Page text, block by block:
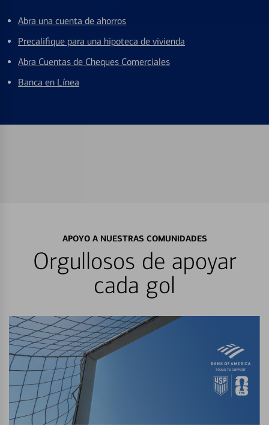
Abra una cuenta de ahorros
Precalifique para una hipoteca de vivienda
Abra Cuentas de Cheques Comerciales
Banca en Línea
APOYO A NUESTRAS COMUNIDADES
Orgullosos de apoyar
cada gol